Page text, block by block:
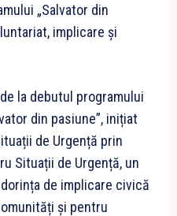
„Salvator din
implicare și
la debutul programului
din pasiune”, inițiat
de Urgență prin
Situații de Urgență, un
de implicare civică
și pentru